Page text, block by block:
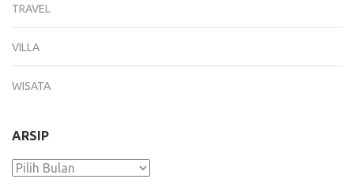
TRAVEL
VILLA
WISATA
ARSIP
Arsip